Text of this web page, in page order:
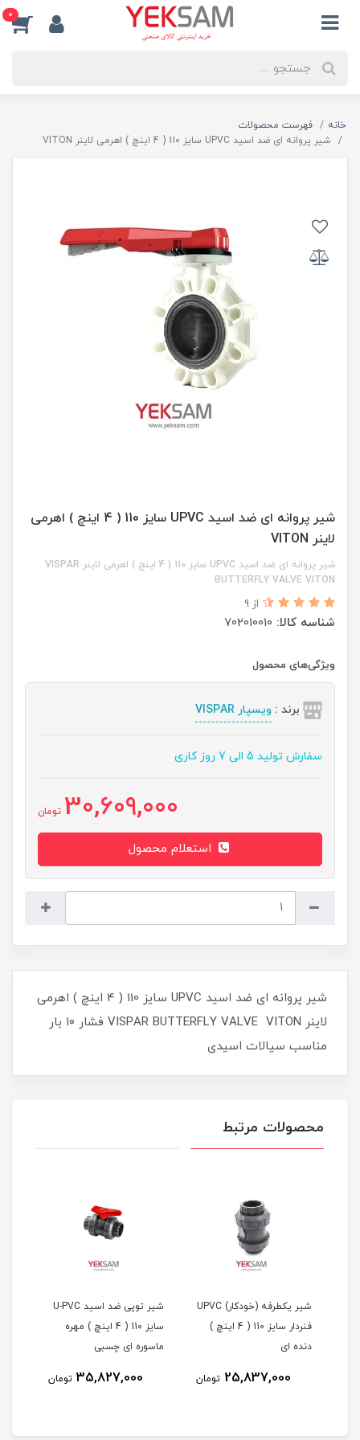
0
خانه
فهرست محصولات
شیر پروانه ای ضد اسید UPVC سایز 110 ( 4 اینچ ) اهرمی لاینر VITON
شیر پروانه ای ضد اسید UPVC سایز 110 ( 4 اینچ ) اهرمی
لاینر VITON
شیر پروانه ای ضد اسید UPVC سایز 110 ( 4 اینچ ) اهرمی لاینر VISPAR
BUTTERFLY VALVE VITON
از 9
شناسه کالا: 702010010
ویژگی‌های محصول
برند : ویسپار VISPAR
سفارش تولید 5 الی 7 روز کاری
30,609,000 تومان
شیر پروانه ای ضد اسید UPVC سایز 110 ( 4 اینچ ) اهرمی
لاینر VISPAR BUTTERFLY VALVE VITON فشار ۱۰ بار
مناسب سیالات اسیدی
محصولات مرتبط
شیر یکطرفه (خودکار) UPVC
فنردار سایز 110 ( 4 اینچ )
دنده ای
25,837,000 تومان
شیر توپی ضد اسید U-PVC
سایز 110 ( 4 اینچ ) مهره
ماسوره ای چسبی
35,827,000 تومان